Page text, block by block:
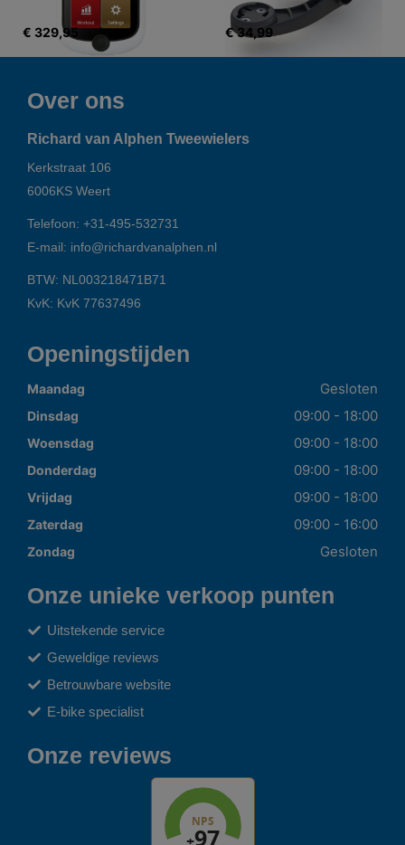
€ 329,95 € 34,99
Over ons
Richard van Alphen Tweewielers
Kerkstraat 106
6006KS Weert
Telefoon: +31-495-532731
E-mail: info@richardvanalphen.nl
BTW: NL003218471B71
KvK: KvK 77637496
Openingstijden
Maandag Gesloten
Dinsdag 09:00 - 18:00
Woensdag 09:00 - 18:00
Donderdag 09:00 - 18:00
Vrijdag 09:00 - 18:00
Zaterdag 09:00 - 16:00
Zondag Gesloten
Onze unieke verkoop punten
Uitstekende service
Geweldige reviews
Betrouwbare website
E-bike specialist
Onze reviews